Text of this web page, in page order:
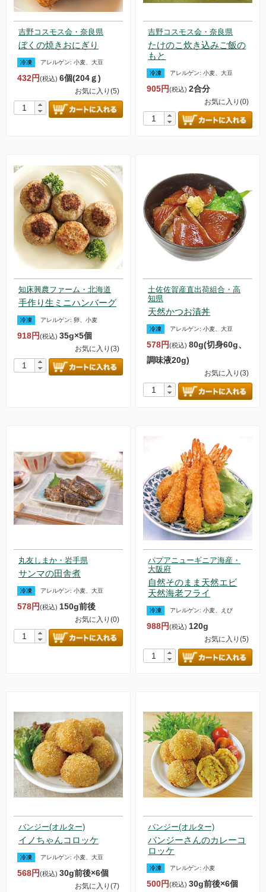
吉野コスモス会・奈良県
ぼくの焼きおにぎり
冷凍 アレルゲン: 小麦、大豆
432円(税込) 6個(204ｇ)
お気に入り(5)
吉野コスモス会・奈良県
たけのこ炊き込みご飯の
もと
冷凍 アレルゲン:小麦、大豆
905円(税込)2合分
お気に入り(0)
知床興農ファーム・北海道
手作り生ミニハンバーグ
冷凍 アレルゲン: 卵、小麦
918円(税込) 35g×5個
お気に入り(3)
土佐佐賀産直出荷組合・高
知県
天然かつお漬丼
冷凍 アレルゲン:小麦、大豆
578円(税込)80g(切身60g、
調味液20g)
お気に入り(3)
丸友しまか・岩手県
サンマの田舎煮
冷凍 アレルゲン: 小麦、大豆
578円(税込) 150g前後
お気に入り(0)
パプアニューギニア海産・
大阪府
自然そのまま天然エビ
天然海老フライ
冷凍 アレルゲン:小麦、えび
988円(税込) 120g
お気に入り(5)
バンジー(オルター)
イノちゃんコロッケ
冷凍 アレルゲン: 小麦、大豆
568円(税込) 30g前後×6個
お気に入り(7)
バンジー(オルター)
バンジーさんのカレーコ
ロッケ
冷凍 アレルゲン:小麦
500円(税込)30g前後×6個